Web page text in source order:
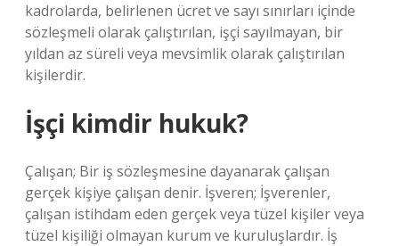
kadrolarda, belirlenen ücret ve sayı sınırları içinde
sözleşmeli olarak çalıştırılan, işçi sayılmayan, bir
yıldan az süreli veya mevsimlik olarak çalıştırılan
kişilerdir.
İşçi kimdir hukuk?
Çalışan; Bir iş sözleşmesine dayanarak çalışan
gerçek kişiye çalışan denir. İşveren; İşverenler,
çalışan istihdam eden gerçek veya tüzel kişiler veya
tüzel kişiliği olmayan kurum ve kuruluşlardır. İş